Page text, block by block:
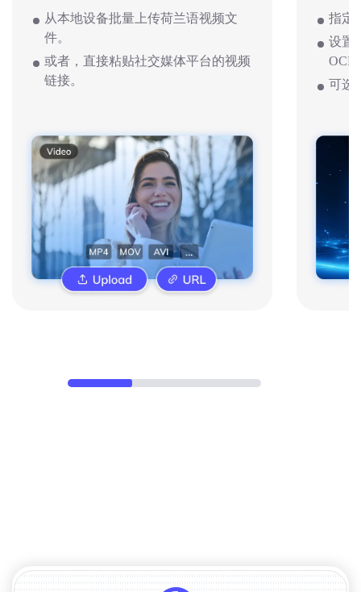
从本地设备批量上传荷兰语视频文
件。
或者，直接粘贴社交媒体平台的视频
链接。
指定
设置
OCR
可选